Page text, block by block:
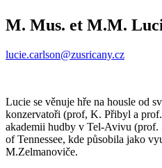
M. Mus. et M.M.
lucie.carlson@zusricany.cz
Lucie se věnuje hře na housle od
konzervatoři (prof, K. Přibyl a
akademii hudby v Tel-Avivu (prof.
of Tennessee, kde působila jako
M.Zelmanoviče.